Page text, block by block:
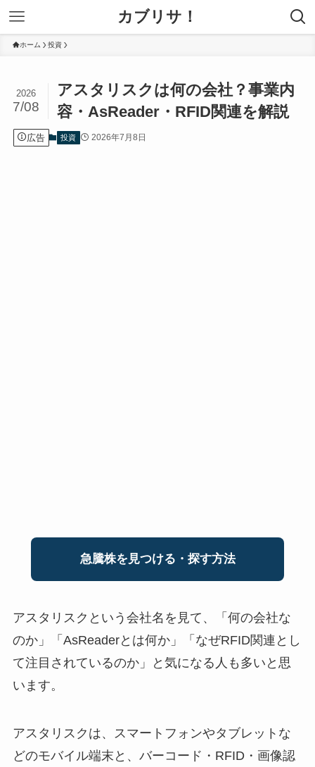
カブリサ！
ホーム 投資
アスタリスクは何の会社？事業内
容・AsReader・RFID関連を解説
2026
7/08
広告 投資 2026年7月8日
急騰株を見つける・探す方法
アスタリスクという会社名を見て、「何の会社な
のか」「AsReaderとは何か」「なぜRFID関連とし
て注目されているのか」と気になる人も多いと思
います。
アスタリスクは、スマートフォンやタブレットな
どのモバイル端末と、バーコード・RFID・画像認